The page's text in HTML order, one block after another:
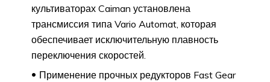
культиваторах Caiman установлена
трансмиссия типа Vario Automat, которая
обеспечивает исключительную плавность
переключения скоростей.
Применение прочных редукторов Fast Gear